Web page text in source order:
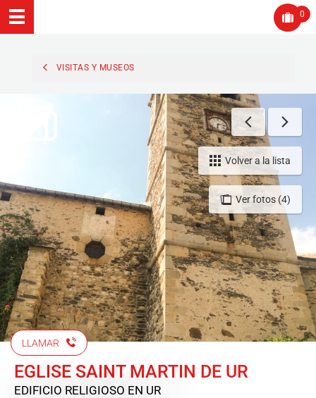
0
VISITAS Y MUSEOS
Ver fotos (4)
Volver a la lista
LLAMAR
EGLISE SAINT MARTIN DE UR
EDIFICIO RELIGIOSO EN UR